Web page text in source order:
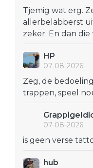
Tjemig wat erg.
allerbelabberst
zeker. En dan die
HP
07-08-2026
Zeg, de
trappen, speel
07-08-2026
is geen verse
hub